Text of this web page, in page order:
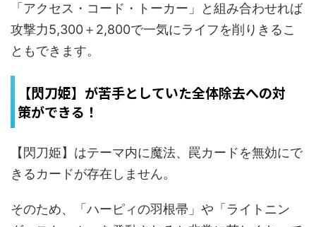
「アクセス・コード・トーカー」と組み合わせれば
攻撃力5,300＋2,800で一気にライフを削りきるこ
ともできます。
【閃刀姫】が苦手としていた全体除去への対
策ができる！
【閃刀姫】はテーマ内に魔法、罠カードを無効にで
きるカードが存在しません。
そのため、「ハーピィの羽根帚」や「ライトニン